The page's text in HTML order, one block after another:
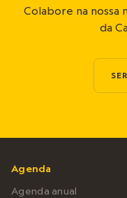
Colabore na nossa
da
Agenda
Agenda anual